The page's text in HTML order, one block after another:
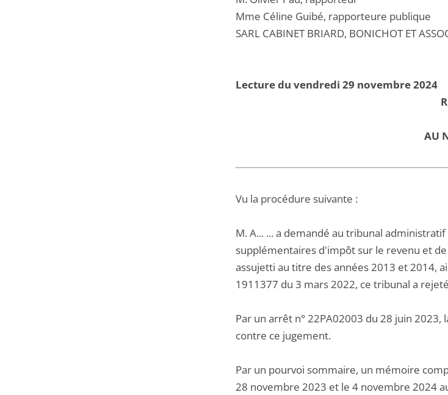
Mme Céline Guibé, rapporteure publique
SARL CABINET BRIARD, BONICHOT ET
Lecture du vendredi 29 novembre 2024
AU
Vu la procédure suivante :
M. A... ... a demandé au tribunal
supplémentaires d'impôt sur le revenu et
assujetti au titre des années 2013 et 2014,
1911377 du 3 mars 2022, ce tribunal a
Par un arrêt n° 22PA02003 du 28 juin
contre ce jugement.
Par un pourvoi sommaire, un mémoire
28 novembre 2023 et le 4 novembre 2024